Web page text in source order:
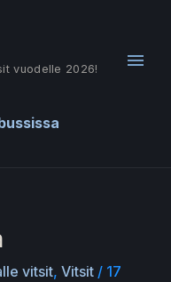
vuodelle 2026!
vitsit, Vitsit/ 17